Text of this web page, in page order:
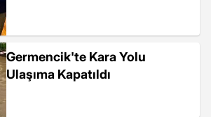
Germencik'te Kara Yolu
Ulaşıma Kapatıldı